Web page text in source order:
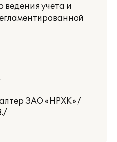
учета и
ЗАО «НРХК» /